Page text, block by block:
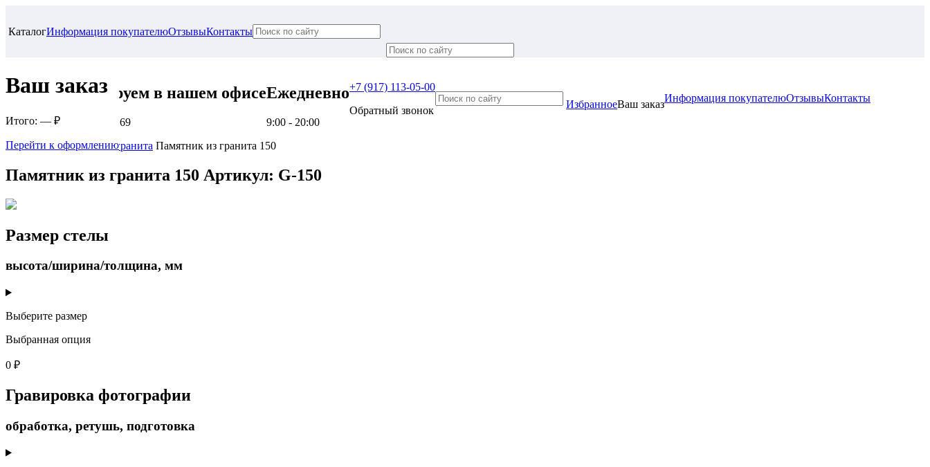
КаталогИнформация покупателюОтзывыКонтакты
Ваш заказ
Итого: — ₽
Перейти к оформлению
Проконсультируем в нашем офисе
г. Самара, ул. Гагарина, 69
Ежедневно
9:00 - 20:00
+7 (917) 113-05-00
Обратный звонок
ИзбранноеВаш заказ
Информация покупателюОтзывыКонтакты
Главная Памятники из гранита Памятник из гранита 150
Памятник из гранита 150 Артикул: G-150
Размер стелы
высота/ширина/толщина, мм
Выберите размер
Выбранная опция
0 ₽
Гравировка фотографии
обработка, ретушь, подготовка